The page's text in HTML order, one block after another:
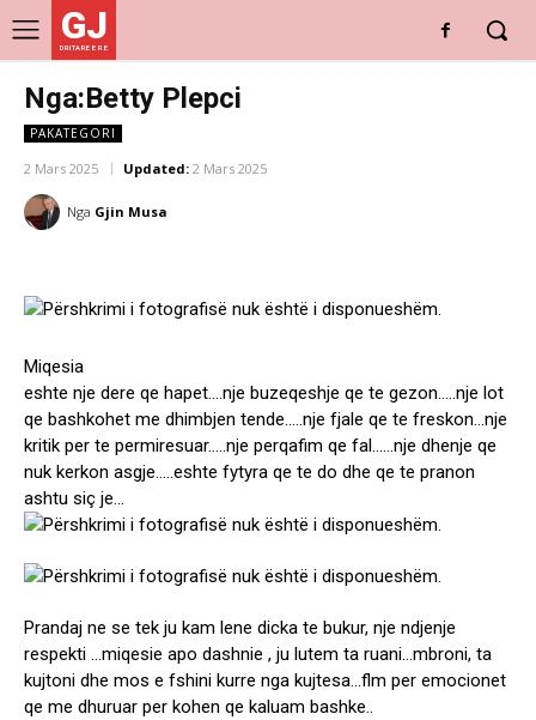
GJ
DRITARE E RE
Nga:Betty Plepci
PAKATEGORI
2 Mars 2025 Updated: 2 Mars 2025
Nga Gjin Musa
Miqesia
eshte nje dere qe hapet….nje buzeqeshje qe te gezon…..nje lot
qe bashkohet me dhimbjen tende…..nje fjale qe te freskon…nje
kritik per te permiresuar…..nje perqafim qe fal……nje dhenje qe
nuk kerkon asgje…..eshte fytyra qe te do dhe qe te pranon
ashtu siç je…
Prandaj ne se tek ju kam lene dicka te bukur, nje ndjenje
respekti …miqesie apo dashnie , ju lutem ta ruani…mbroni, ta
kujtoni dhe mos e fshini kurre nga kujtesa…flm per emocionet
qe me dhuruar per kohen qe kaluam bashke..